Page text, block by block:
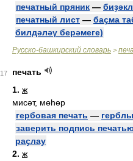
печатный пряник —
печатный лист — баҫма
билдәләү берәмеге)
Русско-башкирский словарь >
17
печать
1. ж
мисәт, мөһөр
гербовая печать —
заверить подпись
раҫлау
2. ж